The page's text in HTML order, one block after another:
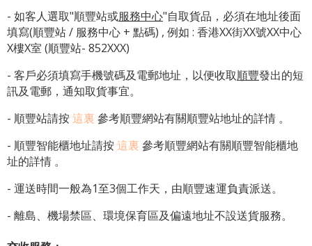
- 如客人選取"順豐站或服務中心"自取貨品，必須在地址後面
填寫(順豐站 / 服務中心 + 點碼) , 例如 : 香港XX街XX號XX中心
X樓X室 (順豐站- 852XXX)
- 客戶必須填寫手機號碼及電郵地址，以便收取順豐發出的短
訊及電郵，通知取貨事宜。
- 順豐站請按這裏 參考順豐網站有關順豐站地址的詳情 。
- 順豐智能櫃地址請按這裏 參考順豐網站有關順豐智能櫃地
址的詳情 。
- 運送時間一般為1至3個工作天，由順豐速運負責派送。
- 離島、機場禁區、環境保育區及偏遠地址不設送貨服務。